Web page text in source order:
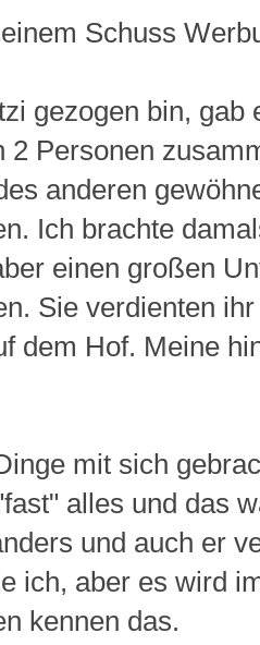
Schuss
gezogen bin,
2 Personen
anderen
Ich brachte
einen großen
Sie verdienten
dem Hof. Meine
mit sich
alles und das
und auch er
ich, aber es wird
kennen das.